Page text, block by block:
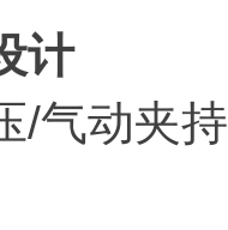
计
/气动夹